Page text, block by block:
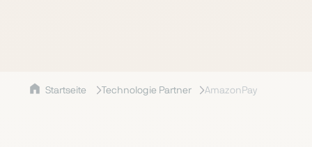
Startseite Technologie Partner AmazonPay